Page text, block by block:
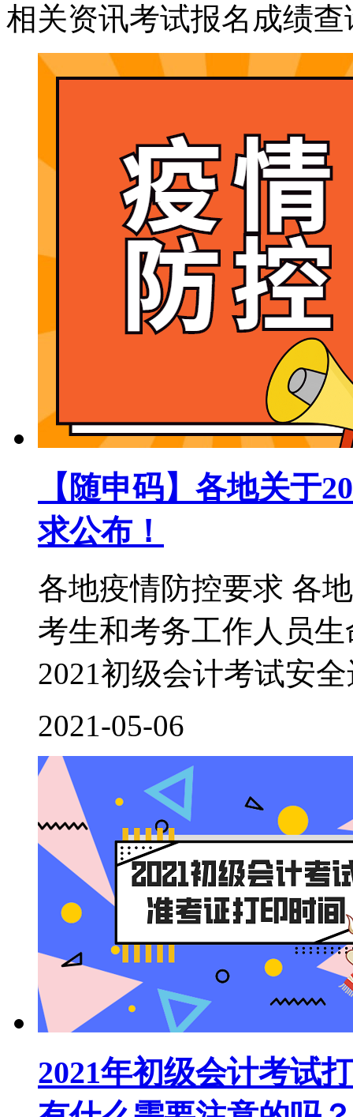
相关资讯考试报名 成绩查
【随申码】各地关于
求公布！
各地疫情防控要求 各
考生和考务工作人员
2021初级会计考试安
2021-05-06
2021年初级会计考试